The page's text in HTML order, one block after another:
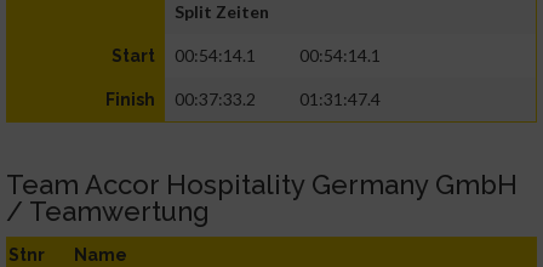
Split Zeiten
Start 00:54:14.1 00:54:14.1
Finish 00:37:33.2 01:31:47.4
Team Accor Hospitality Germany GmbH
/ Teamwertung
Stnr Name